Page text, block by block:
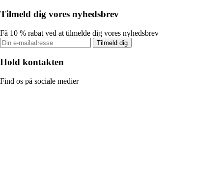
Tilmeld dig vores nyhedsbrev
Få 10 % rabat ved at tilmelde dig vores nyhedsbrev
Tilmeld dig
Hold kontakten
Find os på sociale medier